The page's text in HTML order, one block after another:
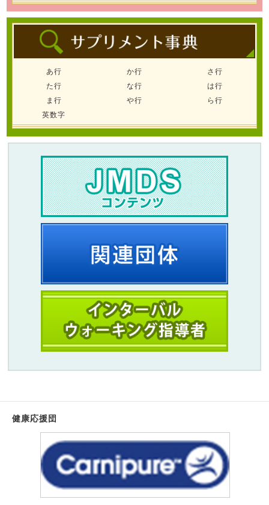
あ行 か行
さ行
た行
な行
は行
ま行
や行
ら行
英数字
健康応援団